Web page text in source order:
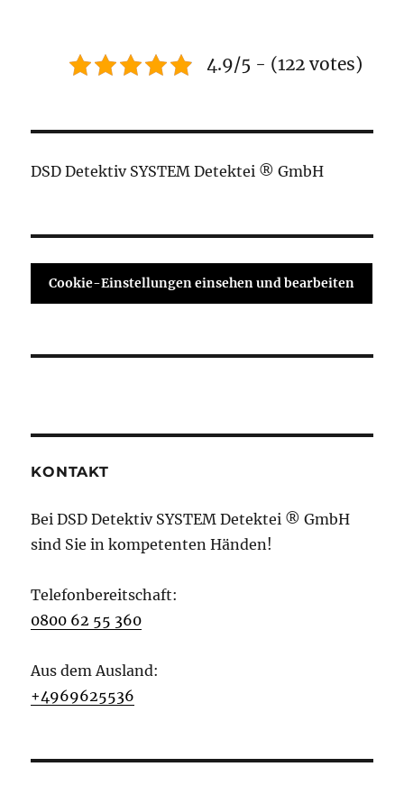
4.9/5 - (122 votes)
DSD Detektiv SYSTEM Detektei ® GmbH
Cookie-Einstellungen einsehen und bearbeiten
KONTAKT
Bei DSD Detektiv SYSTEM Detektei ® GmbH
sind Sie in kompetenten Händen!
Telefonbereitschaft:
0800 62 55 360
Aus dem Ausland:
+4969625536